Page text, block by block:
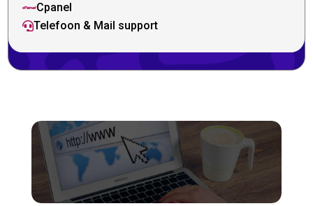
Cpanel
Telefoon & Mail support